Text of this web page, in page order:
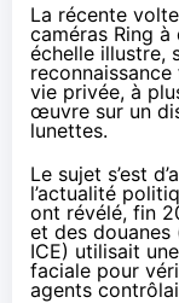
La récente
caméras Ring à
échelle illustre,
vie privée, à
œuvre sur un
lunettes.
Le sujet s’est
l’actualité
ont révélé, fin
et des
ICE) utilisait
faciale pour
agents